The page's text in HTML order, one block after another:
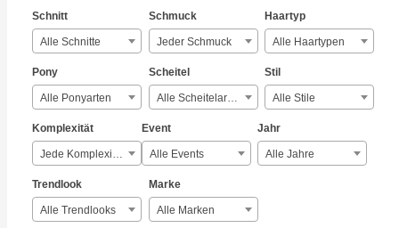
Schnitt
Alle Schnitte
Schmuck
Jeder Schmuck
Haartyp
Alle Haartypen
Pony
Alle Ponyarten
Scheitel
Alle Scheitelarten
Stil
Alle Stile
Komplexität
Jede Komplexität
Event
Alle Events
Jahr
Alle Jahre
Trendlook
Alle Trendlooks
Marke
Alle Marken